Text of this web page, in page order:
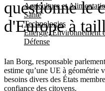
Agriculture et
Santé
Technologies
Energie, Environnement
Défense
questionne le
d'Europe à
Ian Borg, responsable
estime qu’une UE à géométrie
besoins divers des États
confiance des citoyens.